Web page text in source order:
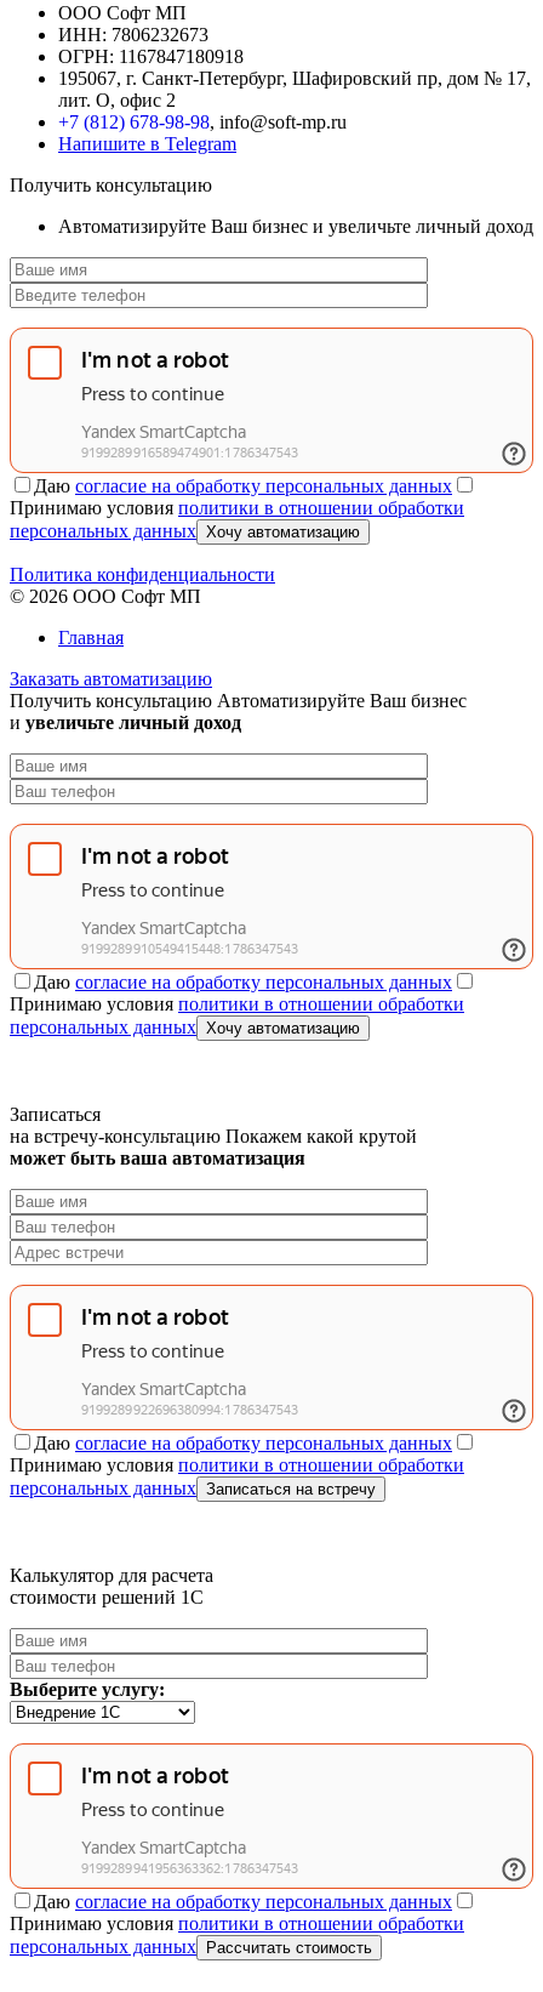
ООО Софт МП
ИНН: 7806232673
ОГРН: 1167847180918
195067, г. Санкт-Петербург, Шафировский пр, дом № 17,
лит. О, офис 2
+7 (812) 678-98-98, info@soft-mp.ru
Напишите в Telegram
Получить консультацию
Автоматизируйте Ваш бизнес и увеличьте личный доход
Даю согласие на обработку персональных данных
Принимаю условия политики в отношении обработки
персональных данных Хочу автоматизацию
Политика конфиденциальности
© 2026 ООО Софт МП
Главная
Заказать автоматизацию
Получить консультацию Автоматизируйте Ваш бизнес
и увеличьте личный доход
Даю согласие на обработку персональных данных
Принимаю условия политики в отношении обработки
персональных данных Хочу автоматизацию
Записаться
на встречу-консультацию Покажем какой крутой
может быть ваша автоматизация
Даю согласие на обработку персональных данных
Принимаю условия политики в отношении обработки
персональных данных Записаться на встречу
Калькулятор для расчета
стоимости решений 1C
Выберите услугу:
Даю согласие на обработку персональных данных
Принимаю условия политики в отношении обработки
персональных данных
Рассчитать стоимость